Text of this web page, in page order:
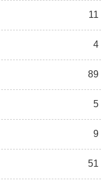
11
4
89
5
9
51